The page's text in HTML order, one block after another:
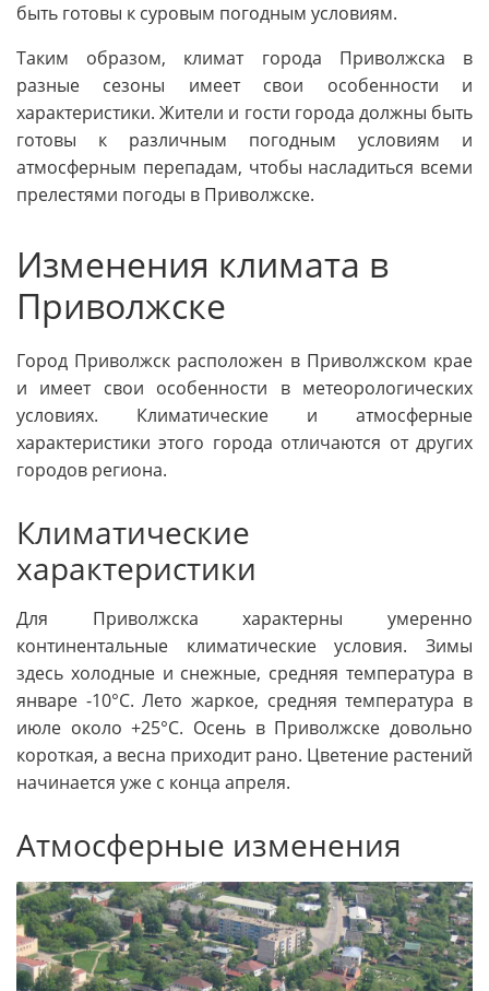
быть готовы к суровым погодным условиям.
Таким образом, климат города Приволжска в
разные сезоны имеет свои особенности и
характеристики. Жители и гости города должны быть
готовы к различным погодным условиям и
атмосферным перепадам, чтобы насладиться всеми
прелестями погоды в Приволжске.
Изменения климата в
Приволжске
Город Приволжск расположен в Приволжском крае
и имеет свои особенности в метеорологических
условиях. Климатические и атмосферные
характеристики этого города отличаются от других
городов региона.
Климатические
характеристики
Для Приволжска характерны умеренно
континентальные климатические условия. Зимы
здесь холодные и снежные, средняя температура в
январе -10°C. Лето жаркое, средняя температура в
июле около +25°C. Осень в Приволжске довольно
короткая, а весна приходит рано. Цветение растений
начинается уже с конца апреля.
Атмосферные изменения